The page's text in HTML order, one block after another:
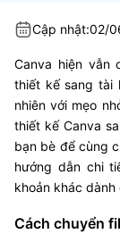
Cập nhật:02/
Canva hiện vẫn
thiết kế sang tài
nhiên với mẹo
thiết kế Canva
bạn bè để cùng
hướng dẫn chi
khoản khác dành
Cách chuyển